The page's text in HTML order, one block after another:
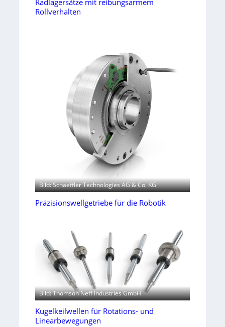
Rollverhalten
Bild: Schaeffler Technologies AG & Co. KG
Präzisionswellgetriebe für die Robotik
Bild: Thomson Neff Industries GmbH
Kugelkeilwellen für Rotations- und
Linearbewegungen